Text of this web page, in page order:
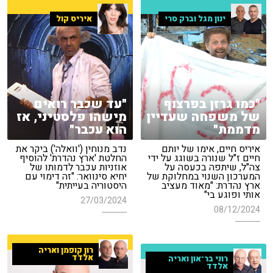
ינון מגל וברק סרי
"כמו גרזן בפרצוף
של משפחה שעדיין
מדממת"
איריס חיים, אימו של יותם
חיים ז"ל שנורה בשוגג על ידי
צה"ל, שיתפה בכעסה על
המערכון השנוי במחלוקת של
ארץ נהדרת: "מאוד מעציב
אותי ופוגע בי"
08/12/2024
איריס קול
"עד שכבר רואים
מישהו פלסטיני, אז
הוא עכבר"
נדב מנוחין ('וואלה') ביקר את
החלטת 'ארץ נהדרת' להוסיף
אוזניות עכבר לדמותו של
יחיא סינוואר: "זה דימוי עם
היסטוריה בעייתית"
27/03/2024
רון קופמן ואריה
אלדד רוני בר־און ואריה
אלדד